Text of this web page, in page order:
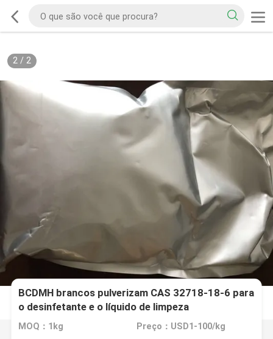
2/ 2
BCDMH brancos pulverizam CAS 32718-18-6 para
o desinfetante e o líquido de limpeza
MOQ：1kg Preço：USD1-100/kg